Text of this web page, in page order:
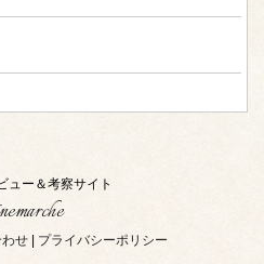
ュー＆考察サイト
せ プライバシーポリシー